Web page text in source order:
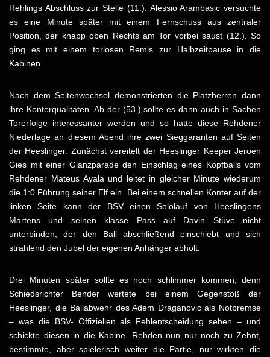
Rehlings Abschluss zur Stelle (11.). Alessio Arambasic versuchte
es eine Minute später mit einem Fernschuss aus zentraler
Position, der knapp oben Rechts am Tor vorbei saust (12.). So
ging es mit einem torlosen Remis zur Halbzeitpause in die
Kabinen.
Nach dem Seitenwechsel demonstrierten die Platzherren dann
ihre Konterqualitäten. Ab der (53.) sollte es dann auch in Sachen
Torerfolge interessanter werden und so hatte diese Rehdener
Niederlage an diesem Abend ihre zwei Sieggaranten auf Seiten
der Heeslinger. Zunächst vereitelt der Heeslinger Keeper Jeroen
Gies mit einer Glanzparade den Einschlag eines Kopfballs vom
Rehdener Mateus Ayala und leitet in gleicher Minute wiederum
die 1:0 Führung seiner Elf ein. Bei einem schnellen Konter auf der
linken Seite kann der BSV einen Sololauf von Heeslingens
Martens und seinen klasse Pass auf Davin Stüve nicht
unterbinden, der den Ball abschließend einschiebt und sich
strahlend den Jubel der eigenen Anhänger abholt.
Drei Minuten später sollte es noch schlimmer kommen, denn
Schiedsrichter Bender wertete bei einem Gegenstoß der
Heeslinger, die Ballabwehr des Adem Draganovic als Notbremse
– was die BSV- Offiziellen als Fehlentscheidung sehen – und
schickte diesen in die Kabine. Rehden nun nur noch zu Zehnt,
bestimmte, aber spielerisch weiter die Partie, nur wirkten die